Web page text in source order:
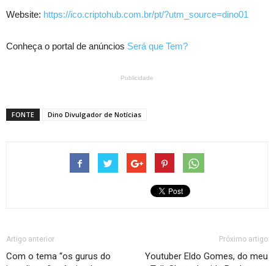
Website: https://ico.criptohub.com.br/pt/?utm_source=dino01
Conheça o portal de anúncios Será que Tem?
Publicidade
FONTE Dino Divulgador de Notícias
Artigo anterior
Com o tema “os gurus do
Próximo artigo
Youtuber Eldo Gomes, do meu